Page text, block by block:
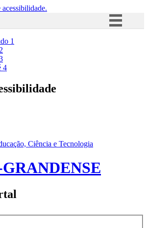
Acesso à informação
1
2
4
Ciência e Tecnologia